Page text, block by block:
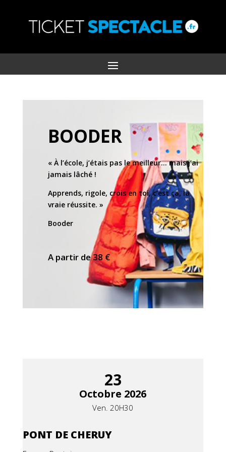
BOODER
« À l’école, j’étais pas le meilleur… mais j’ai
jamais lâché !
Apprends, rigole, crois en toi, c’est ça, la
vraie réussite. »
Booder
A partir de 38 €
23
Octobre 2026
Ven. 20H30
PONT DE CHERUY